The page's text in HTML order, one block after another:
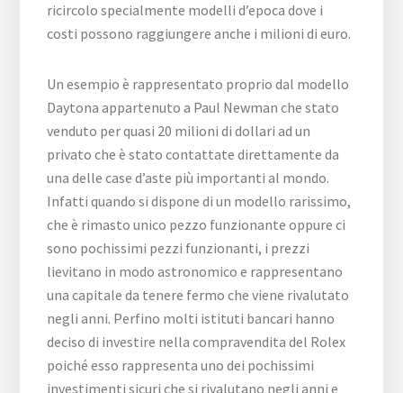
ricircolo specialmente modelli d’epoca dove i
costi possono raggiungere anche i milioni di euro.
Un esempio è rappresentato proprio dal modello
Daytona appartenuto a Paul Newman che stato
venduto per quasi 20 milioni di dollari ad un
privato che è stato contattate direttamente da
una delle case d’aste più importanti al mondo.
Infatti quando si dispone di un modello rarissimo,
che è rimasto unico pezzo funzionante oppure ci
sono pochissimi pezzi funzionanti, i prezzi
lievitano in modo astronomico e rappresentano
una capitale da tenere fermo che viene rivalutato
negli anni. Perfino molti istituti bancari hanno
deciso di investire nella compravendita del Rolex
poiché esso rappresenta uno dei pochissimi
investimenti sicuri che si rivalutano negli anni e